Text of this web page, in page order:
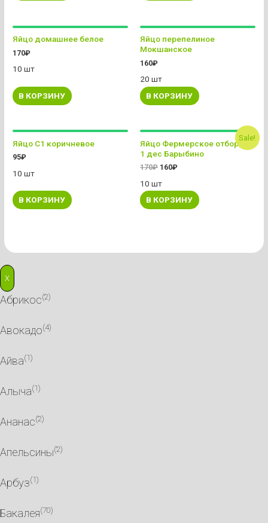
Яйцо домашнее белое
170₽
10 шт
В КОРЗИНУ
Яйцо перепелиное
Мокшанское
160₽
20 шт
В КОРЗИНУ
Яйцо С1 коричневое
95₽
10 шт
В КОРЗИНУ
Sale!
Яйцо Фермерское отборное
1 дес Барыбино
170₽ 160₽
10 шт
В КОРЗИНУ
X
Абрикос(2)
Авокадо(4)
Айва(1)
Алыча(1)
Ананас(2)
Апельсины(2)
Арбуз(1)
Бакалея(70)